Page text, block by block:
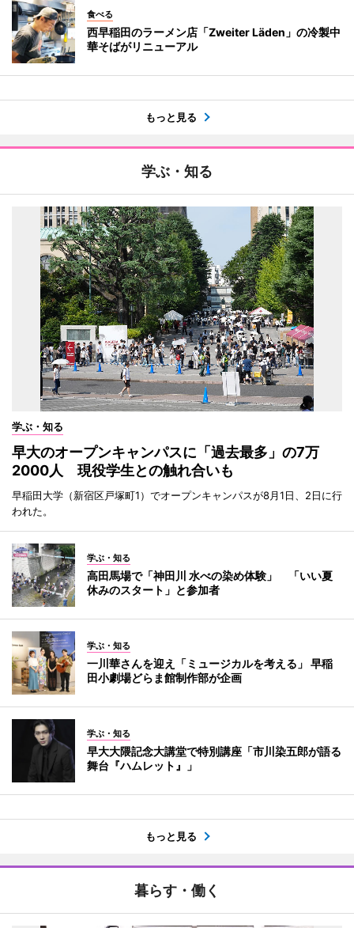
食べる
西早稲田のラーメン店「Zweiter Läden」の冷製中
華そばがリニューアル
もっと見る
学ぶ・知る
学ぶ・知る
早大のオープンキャンパスに「過去最多」の7万
2000人 現役学生との触れ合いも
早稲田大学（新宿区戸塚町1）でオープンキャンパスが8月1日、2日に行
われた。
学ぶ・知る
高田馬場で「神田川 水べの染め体験」 「いい夏
休みのスタート」と参加者
学ぶ・知る
一川華さんを迎え「ミュージカルを考える」 早稲
田小劇場どらま館制作部が企画
学ぶ・知る
早大大隈記念大講堂で特別講座「市川染五郎が語る
舞台『ハムレット』」
もっと見る
暮らす・働く